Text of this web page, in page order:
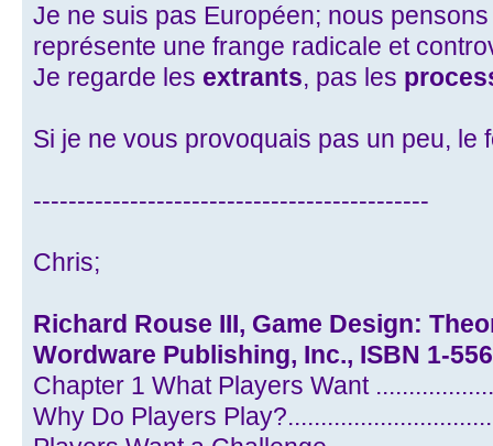
Je ne suis pas Européen; nous
représente une frange radicale et
Je regarde les extrants, pas les
Si je ne vous provoquais pas un peu, le
---------------------------------------------
Chris;
Richard Rouse III, Game Design:
Wordware Publishing, Inc., ISBN 1-
Chapter 1 What Players Want
Why Do Players